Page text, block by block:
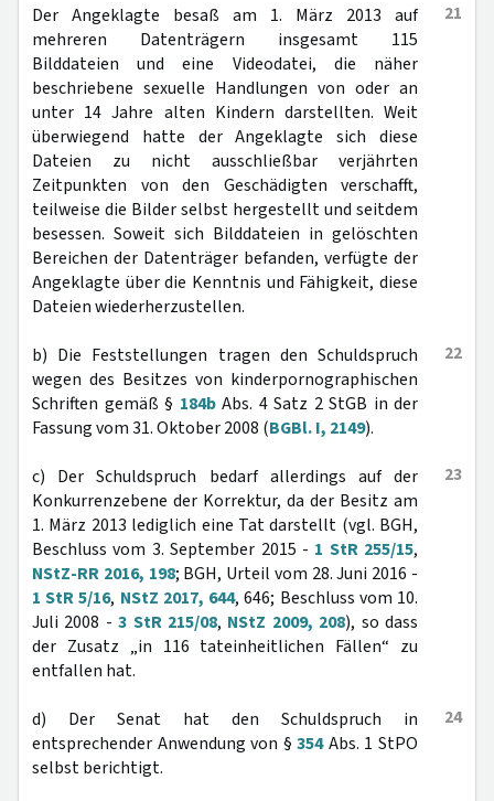
21
Der Angeklagte besaß am 1. März 2013 auf
mehreren Datenträgern insgesamt 115
Bilddateien und eine Videodatei, die näher
beschriebene sexuelle Handlungen von oder an
unter 14 Jahre alten Kindern darstellten. Weit
überwiegend hatte der Angeklagte sich diese
Dateien zu nicht ausschließbar verjährten
Zeitpunkten von den Geschädigten verschafft,
teilweise die Bilder selbst hergestellt und seitdem
besessen. Soweit sich Bilddateien in gelöschten
Bereichen der Datenträger befanden, verfügte der
Angeklagte über die Kenntnis und Fähigkeit, diese
Dateien wiederherzustellen.
22
b) Die Feststellungen tragen den Schuldspruch
wegen des Besitzes von kinderpornographischen
Schriften gemäß § 184bAbs. 4 Satz 2 StGB in der
Fassung vom 31. Oktober 2008 (BGBl. I, 2149).
23
c) Der Schuldspruch bedarf allerdings auf der
Konkurrenzebene der Korrektur, da der Besitz am
1. März 2013 lediglich eine Tat darstellt (vgl. BGH,
Beschluss vom 3. September 2015 - 1 StR 255/15,
NStZ-RR 2016, 198; BGH, Urteil vom 28. Juni 2016 -
1 StR 5/16, NStZ 2017, 644, 646; Beschluss vom 10.
Juli 2008 -3 StR 215/08, NStZ 2009, 208), so dass
der Zusatz „in 116 tateinheitlichen Fällen“ zu
entfallen hat.
24
d) Der Senat hat den Schuldspruch in
entsprechender Anwendung von §354Abs. 1 StPO
selbst berichtigt.